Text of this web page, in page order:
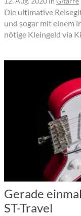
Die ultimative
und sogar mit einem
nötige Kleingeld via
Gerade
ST-Travel